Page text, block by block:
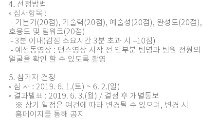
4. 선정방법
◦ 심사항목 :
- 기본기(20점), 기술력(20점), 예술성(20점), 완성도(20점),
호응도 및 팀워크(20점)
- 3분 이내(감점 소요시간 3분 초과 시 –10점)
- 예선동영상 : 댄스영상 시작 전 앞부분 팀명과 팀원 전원의
얼굴을 확인 할 수 있도록 촬영
5. 참가자 결정
◦ 심 사 : 2019. 6. 1.(토) ~ 6. 2.(일)
◦ 결과발표 : 2019. 6. 3.(월) / 결정 후 개별통보
※ 상기 일정은 여건에 따라 변경될 수 있으며, 변경 시
홈페이지를 통해 공지